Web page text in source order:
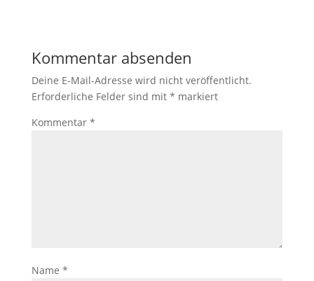
Kommentar absenden
Deine E-Mail-Adresse wird nicht veröffentlicht.
Erforderliche Felder sind mit * markiert
Kommentar *
Name *